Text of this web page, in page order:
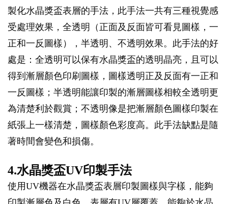
製化水晶獎盃表層的手法，此手法一共有三種視覺感
受處理效果，全透明（正面及反面皆可看見圖樣，一
正和一反圖樣），半透明、不透明效果。此手法的好
處是：全透明可以保有水晶獎盃的透明晶亮，且可以
得到漸層顏色印刷圖樣，圖樣透明正及反面有一正和
一反圖樣；半透明能讓印製的漸層圖樣相較全透明更
為清楚利於觀賞；不透明像是把漸層顏色圖樣印製在
紙張上一樣清楚，圖樣顏色彩度高。此手法缺點是隨
著時間會變色和損傷。
4.水晶獎盃UV印製手法
使用UV機器在水晶獎盃表層印製圖樣與字樣，能夠